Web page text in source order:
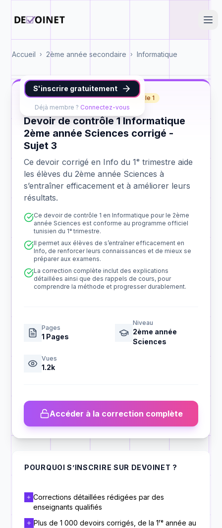
Accueil › 2ème année secondaire › Informatique
S'inscrire gratuitement
Déjà membre ? Connectez-vous
Info 2ème année Sciences contrôle 1
Devoir de contrôle 1 Informatique
2ème année Sciences corrigé -
Sujet 3
Ce devoir corrigé en Info du 1ᵉ trimestre aide
les élèves du 2ème année Sciences à
s’entraîner efficacement et à améliorer leurs
résultats.
Ce devoir de contrôle 1 en Informatique pour le 2ème
année Sciences est conforme au programme officiel
tunisien du 1ᵉ trimestre.
Il permet aux élèves de s’entraîner efficacement en
Info, de renforcer leurs connaissances et de mieux se
préparer aux examens.
La correction complète inclut des explications
détaillées ainsi que des rappels de cours, pour
comprendre la méthode et progresser durablement.
Pages
1 Pages
Niveau
2ème année
Sciences
Vues
1.2k
Accéder à la correction complète
POURQUOI S’INSCRIRE SUR DEVOINET ?
Corrections détaillées rédigées par des
enseignants qualifiés
Plus de 1 000 devoirs corrigés, de la 1ʳᵉ année au